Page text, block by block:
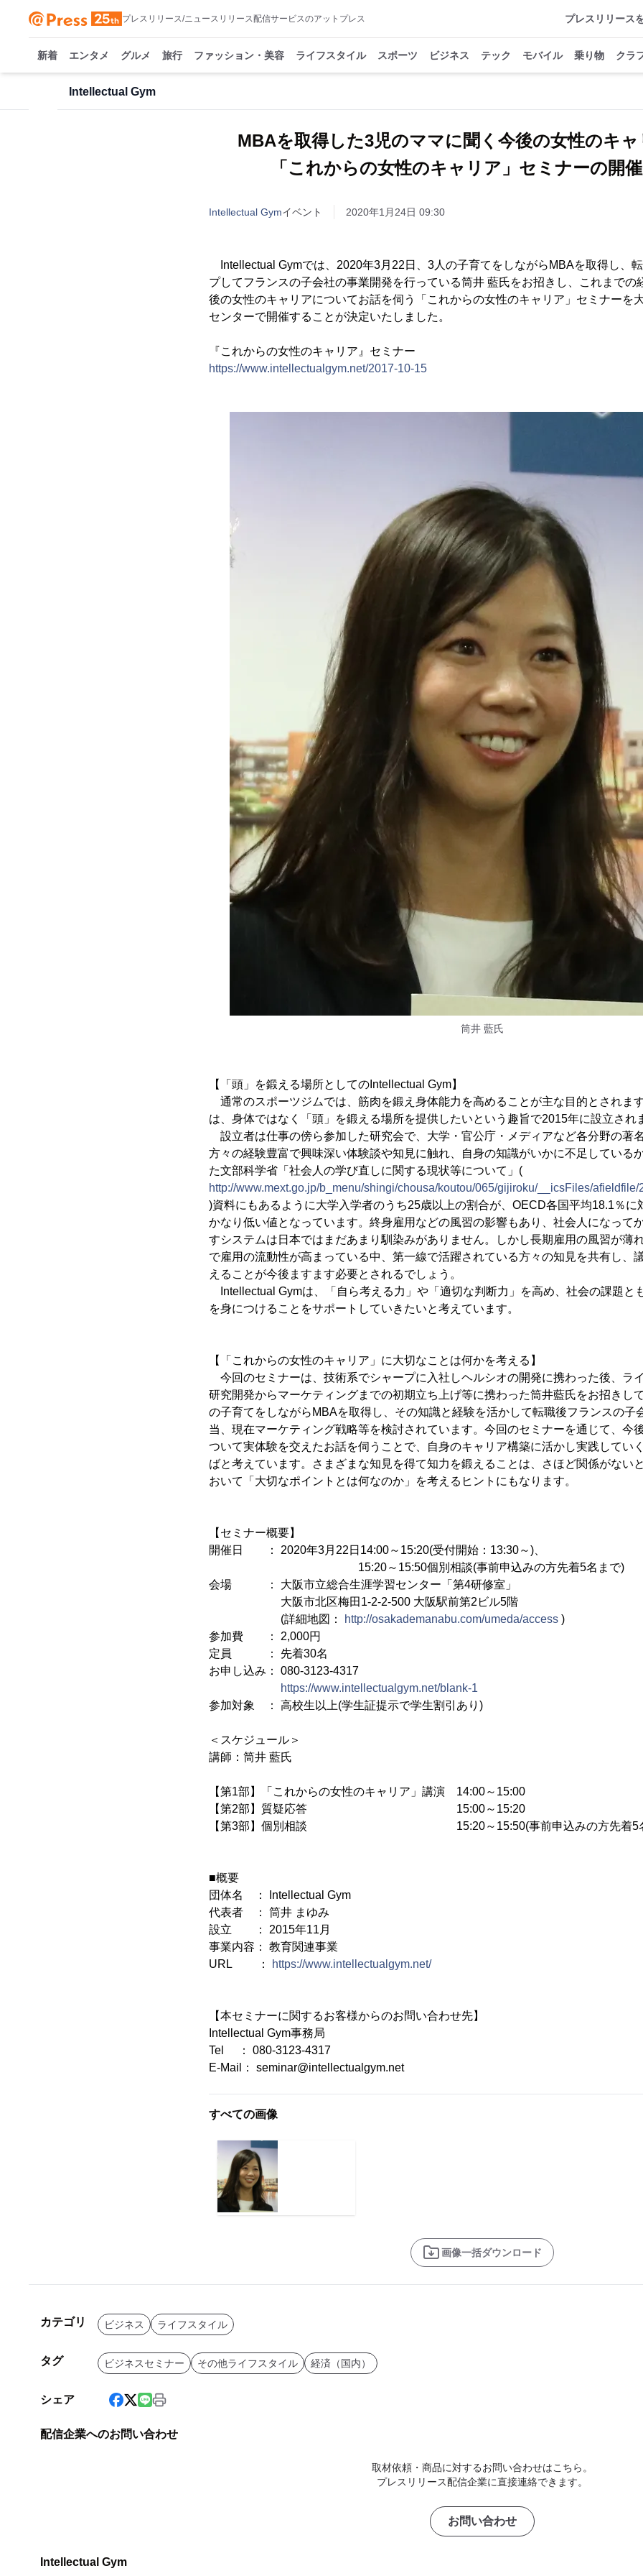
プレスリリース/ニュースリリース配信サービスのアットプレス プレスリリース
新着 エンタメ グルメ 旅行 ファッション・美容 ライフスタイル スポーツ ビジネス テック モバイル 乗り物 クラ
Intellectual Gym
MBAを取得した3児のママに聞く今後の女性のキ
「これからの女性のキャリア」セミナーの開
Intellectual Gymイベント 2020年1月24日 09:30
Intellectual Gymでは、2020年3月22日、3人の子育てをしながらMBAを取得し、
プしてフランスの子会社の事業開発を行っている筒井 藍氏をお招きし、これまでの
後の女性のキャリアについてお話を伺う「これからの女性のキャリア」セミナーを
センターで開催することが決定いたしました。
『これからの女性のキャリア』セミナー
https://www.intellectualgym.net/2017-10-15
筒井 藍氏
【「頭」を鍛える場所としてのIntellectual Gym】
通常のスポーツジムでは、筋肉を鍛え身体能力を高めることが主な目的とされま
は、身体ではなく「頭」を鍛える場所を提供したいという趣旨で2015年に設立され
設立者は仕事の傍ら参加した研究会で、大学・官公庁・メディアなど各分野の著
方々の経験豊富で興味深い体験談や知見に触れ、自身の知識がいかに不足している
た文部科学省「社会人の学び直しに関する現状等について」(
http://www.mext.go.jp/b_menu/shingi/chousa/koutou/065/gijiroku/__icsFiles/
)資料にもあるように大学入学者のうち25歳以上の割合が、OECD各国平均18.1％に
かなり低い値となっています。終身雇用などの風習の影響もあり、社会人になって
すシステムは日本ではまだあまり馴染みがありません。しかし長期雇用の風習が薄
で雇用の流動性が高まっている中、第一線で活躍されている方々の知見を共有し、
えることが今後ますます必要とされるでしょう。
Intellectual Gymは、「自ら考える力」や「適切な判断力」を高め、社会の課題と
を身につけることをサポートしていきたいと考えています。
【「これからの女性のキャリア」に大切なことは何かを考える】
今回のセミナーは、技術系でシャープに入社しヘルシオの開発に携わった後、ラ
研究開発からマーケティングまでの初期立ち上げ等に携わった筒井藍氏をお招きし
の子育てをしながらMBAを取得し、その知識と経験を活かして転職後フランスの子
当、現在マーケティング戦略等を検討されています。今回のセミナーを通じて、今
ついて実体験を交えたお話を伺うことで、自身のキャリア構築に活かし実践してい
ばと考えています。さまざまな知見を得て知力を鍛えることは、さほど関係がない
おいて「大切なポイントとは何なのか」を考えるヒントにもなります。
【セミナー概要】
開催日 ： 2020年3月22日14:00～15:20(受付開始：13:30～)、
15:20～15:50個別相談(事前申込みの方先着5名まで)
会場 ： 大阪市立総合生涯学習センター「第4研修室」
大阪市北区梅田1-2-2-500 大阪駅前第2ビル5階
(詳細地図：
http://osakademanabu.com/umeda/access )
参加費 ： 2,000円
定員 ： 先着30名
お申し込み： 080-3123-4317
https://www.intellectualgym.net/blank-1
参加対象 ： 高校生以上(学生証提示で学生割引あり)
＜スケジュール＞
講師：筒井 藍氏
【第1部】「これからの女性のキャリア」講演 14:00～15:00
【第2部】質疑応答 15:00～15:20
【第3部】個別相談 15:20～15:50(事前申込みの方先着5名
■概要
団体名 ： Intellectual Gym
代表者 ： 筒井 まゆみ
設立 ： 2015年11月
事業内容： 教育関連事業
URL ：
https://www.intellectualgym.net/
【本セミナーに関するお客様からのお問い合わせ先】
Intellectual Gym事務局
Tel ： 080-3123-4317
E-Mail： seminar@intellectualgym.net
すべての画像
画像一括ダウンロード
カテゴリ ビジネス ライフスタイル
タグ ビジネスセミナー その他ライフスタイル 経済（国内）
シェア
配信企業へのお問い合わせ
取材依頼・商品に対するお問い合わせはこちら。
プレスリリース配信企業に直接連絡できます。
お問い合わせ
Intellectual Gym